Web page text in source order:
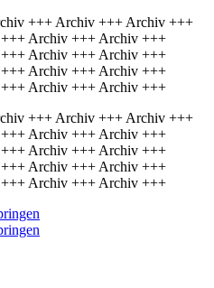
+++ Archiv +++ Archiv +++
Archiv +++ Archiv +++
Archiv +++ Archiv +++
Archiv +++ Archiv +++
Archiv +++ Archiv +++
+++ Archiv +++ Archiv +++
Archiv +++ Archiv +++
Archiv +++ Archiv +++
Archiv +++ Archiv +++
Archiv +++ Archiv +++